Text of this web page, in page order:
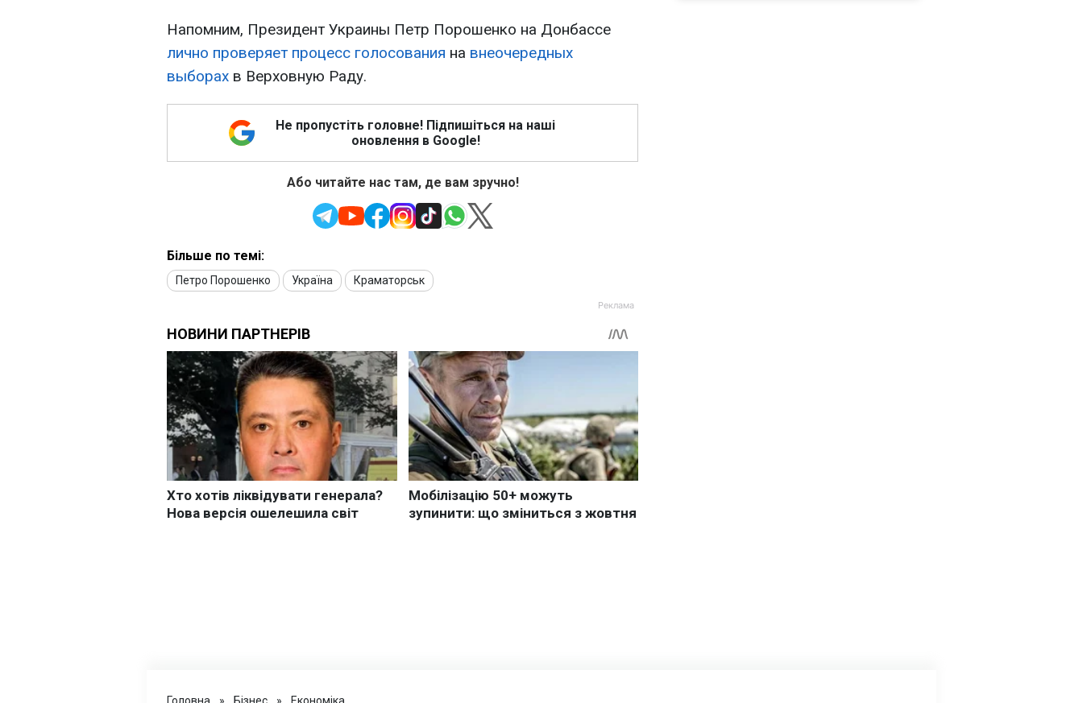
Напомним, Президент Украины Петр Порошенко на Донбассе
лично проверяет процесс голосования на внеочередных
выборах в Верховную Раду.
Не пропустіть головне! Підпишіться на наші
оновлення в Google!
Або читайте нас там, де вам зручно!
Більше по темі:
Петро Порошенко Україна Краматорськ